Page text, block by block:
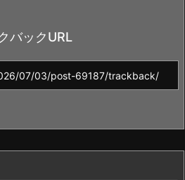
バックURL